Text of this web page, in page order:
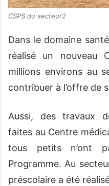
CSPS du secteur2
Dans le domaine
réalisé un nouveau
millions environs au
contribuer à l’offre de
Aussi, des travaux
faites au Centre
tous petits n’ont
Programme. Au
préscolaire a été